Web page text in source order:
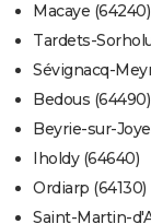
Macaye (64240)
Tardets-
Sévignacq-
Bedous (64490)
Beyrie-sur-
Iholdy (64640)
Ordiarp (64130)
Saint-Martin-